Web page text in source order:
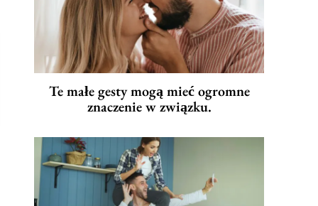
Te małe gesty mogą mieć ogromne
znaczenie w związku.